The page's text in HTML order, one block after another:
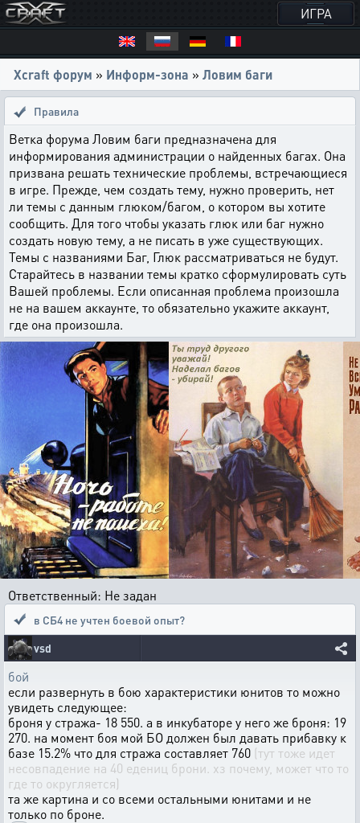
ИГРА
Xcraft форум » Информ-зона » Ловим баги
Правила
Ветка форума Ловим баги предназначена для
информирования администрации о найденных багах. Она
призвана решать технические проблемы, встречающиеся
в игре. Прежде, чем создать тему, нужно проверить, нет
ли темы с данным глюком/багом, о котором вы хотите
сообщить. Для того чтобы указать глюк или баг нужно
создать новую тему, а не писать в уже существующих.
Темы с названиями Баг, Глюк рассматриваться не будут.
Старайтесь в названии темы кратко сформулировать суть
Вашей проблемы. Если описанная проблема произошла
не на вашем аккаунте, то обязательно укажите аккаунт,
где она произошла.
Ответственный: Не задан
в СБ4 не учтен боевой опыт?
vsd
бой
если развернуть в бою характеристики юнитов то можно
увидеть следующее:
броня у стража- 18 550. а в инкубаторе у него же броня: 19
270. на момент боя мой БО должен был давать прибавку к
базе 15.2% что для стража составляет 760 (тут тоже идет
несовпадение на 40 едениц брони. хз почему, может что то
где то округляется)
та же картина и со всеми остальными юнитами и не
только по броне.